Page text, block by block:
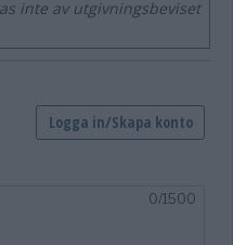
inte av utgivningsbeviset